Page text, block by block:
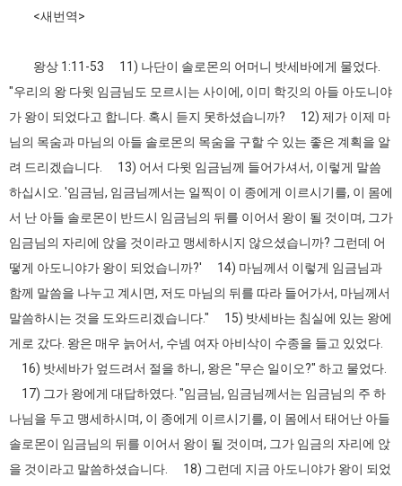
<새번역>
왕상 1:11-53 11) 나단이 솔로몬의 어머니 밧세바에게 물었다.
"우리의 왕 다윗 임금님도 모르시는 사이에, 이미 학깃의 아들 아도니야
가 왕이 되었다고 합니다. 혹시 듣지 못하셨습니까? 12) 제가 이제 마
님의 목숨과 마님의 아들 솔로몬의 목숨을 구할 수 있는 좋은 계획을 알
려 드리겠습니다. 13) 어서 다윗 임금님께 들어가셔서, 이렇게 말씀
하십시오. '임금님, 임금님께서는 일찍이 이 종에게 이르시기를, 이 몸에
서 난 아들 솔로몬이 반드시 임금님의 뒤를 이어서 왕이 될 것이며, 그가
임금님의 자리에 앉을 것이라고 맹세하시지 않으셨습니까? 그런데 어
떻게 아도니야가 왕이 되었습니까?' 14) 마님께서 이렇게 임금님과
함께 말씀을 나누고 계시면, 저도 마님의 뒤를 따라 들어가서, 마님께서
말씀하시는 것을 도와드리겠습니다." 15) 밧세바는 침실에 있는 왕에
게로 갔다. 왕은 매우 늙어서, 수넴 여자 아비삭이 수종을 들고 있었다.
16) 밧세바가 엎드려서 절을 하니, 왕은 "무슨 일이오?" 하고 물었다.
17) 그가 왕에게 대답하였다. "임금님, 임금님께서는 임금님의 주 하
나님을 두고 맹세하시며, 이 종에게 이르시기를, 이 몸에서 태어난 아들
솔로몬이 임금님의 뒤를 이어서 왕이 될 것이며, 그가 임금의 자리에 앉
을 것이라고 말씀하셨습니다. 18) 그런데 지금 아도니야가 왕이 되었